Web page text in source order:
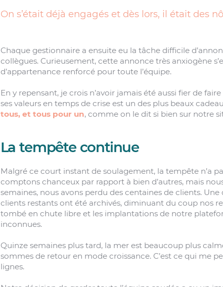
On s’était déjà engagés et dès lors, il était des
Chaque gestionnaire a ensuite eu la tâche difficile
collègues. Curieusement, cette annonce très anxiogène
d’appartenance renforcé pour toute l’équipe.
En y repensant, je crois n’avoir jamais été aussi fier de
ses valeurs en temps de crise est un des plus beaux
tous, et tous pour un, comme on le dit si bien sur notre
La tempête continue
Malgré ce court instant de soulagement, la tempête n’a
comptons chanceux par rapport à bien d’autres, mais
semaines, nous avons perdu des centaines de clients.
clients restants ont été archivés, diminuant du coup nos
tombé en chute libre et les implantations de notre
inconnues.
Quinze semaines plus tard, la mer est beaucoup plus
sommes de retour en mode croissance. C’est ce qui me
lignes.